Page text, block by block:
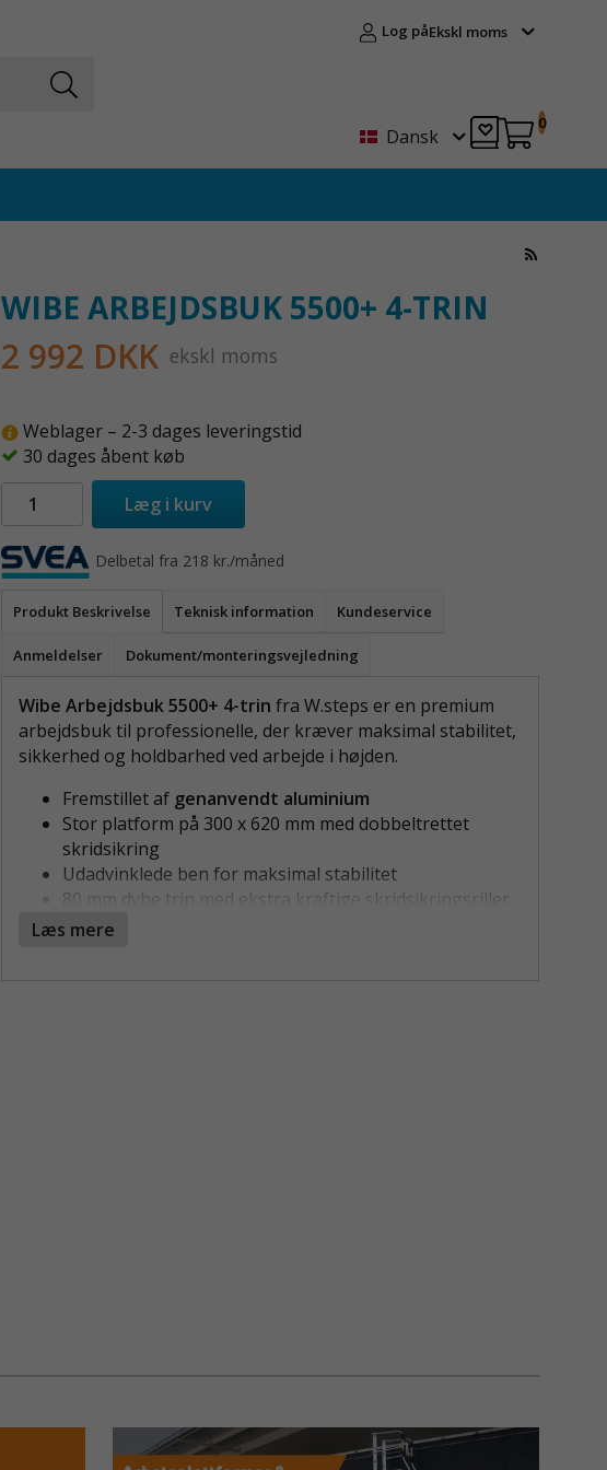
Log påEkskl moms
Dansk
0
WIBE ARBEJDSBUK 5500+ 4-TRIN
2 992 DKK ekskl moms
Weblager – 2-3 dages leveringstid
30 dages åbent køb
Læg i kurv
Delbetal fra 218 kr./måned
Produkt Beskrivelse Teknisk information Kundeservice
Anmeldelser Dokument/monteringsvejledning
Wibe Arbejdsbuk 5500+ 4-trin fra W.steps er en premium
arbejdsbuk til professionelle, der kræver maksimal stabilitet,
sikkerhed og holdbarhed ved arbejde i højden.
Fremstillet af genanvendt aluminium
Stor platform på 300 x 620 mm med dobbeltrettet
skridsikring
Udadvinklede ben for maksimal stabilitet
80 mm dybe trin med ekstra kraftige skridsikringsriller
Pulverlakerede aluminiumprofiler, der ikke smitter af
grebet ved op- og nedstigning. Udadvinklede ben og kraftige
skridsikre fødder giver en stabil arbejdsstilling, selv ved
Læs mere